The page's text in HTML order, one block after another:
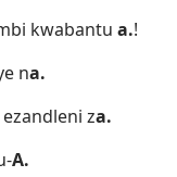
kwabantu a.!
na.
ezandleni za.
A.